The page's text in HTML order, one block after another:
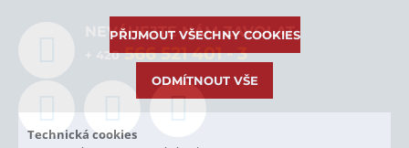
NEVÁHEJTE NÁM ZAVOLAT.
+ 420 566 521 401- 3
Technická cookies
PŘIJMOUT VŠECHNY COOKIES
ODMÍTNOUT VŠE